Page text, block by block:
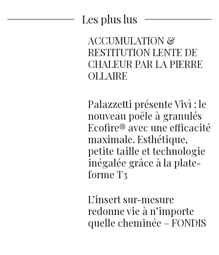
Les plus lus
ACCUMULATION &
RESTITUTION LENTE DE
CHALEUR PAR LA PIERRE
OLLAIRE
Palazzetti présente Vivì : le
nouveau poêle à granulés
Ecofire® avec une efficacité
maximale. Esthétique,
petite taille et technologie
inégalée grâce à la plate-
forme T3
L’insert sur-mesure
redonne vie à n’importe
quelle cheminée – FONDIS